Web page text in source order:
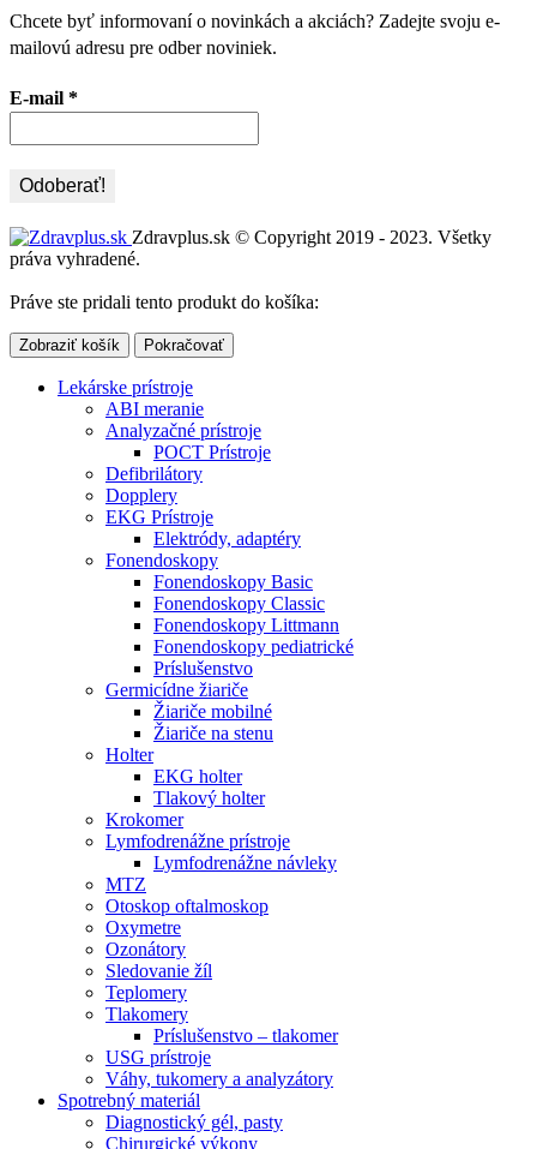
Chcete byť informovaní o novinkách a akciách? Zadejte svoju e-
mailovú adresu pre odber noviniek.
E-mail *
Zdravplus.sk © Copyright 2019 - 2023. Všetky
práva vyhradené.
Práve ste pridali tento produkt do košíka:
Zobraziť košík Pokračovať
Lekárske prístroje
ABI meranie
Analyzačné prístroje
POCT Prístroje
Defibrilátory
Dopplery
EKG Prístroje
Elektródy, adaptéry
Fonendoskopy
Fonendoskopy Basic
Fonendoskopy Classic
Fonendoskopy Littmann
Fonendoskopy pediatrické
Príslušenstvo
Germicídne žiariče
Žiariče mobilné
Žiariče na stenu
Holter
EKG holter
Tlakový holter
Krokomer
Lymfodrenážne prístroje
Lymfodrenážne návleky
MTZ
Otoskop oftalmoskop
Oxymetre
Ozonátory
Sledovanie žíl
Teplomery
Tlakomery
Príslušenstvo – tlakomer
USG prístroje
Váhy, tukomery a analyzátory
Spotrebný materiál
Diagnostický gél, pasty
Chirurgické výkony